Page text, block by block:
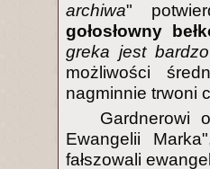
archiwa"
gołosłowny
greka jest
możliwości
nagminnie trwoni
Gardnerowi
Ewangelii
fałszowali